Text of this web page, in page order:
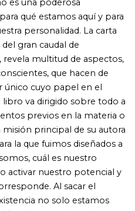
no solo estamos
que estamos
la evolución de la
pacífico y sostenible